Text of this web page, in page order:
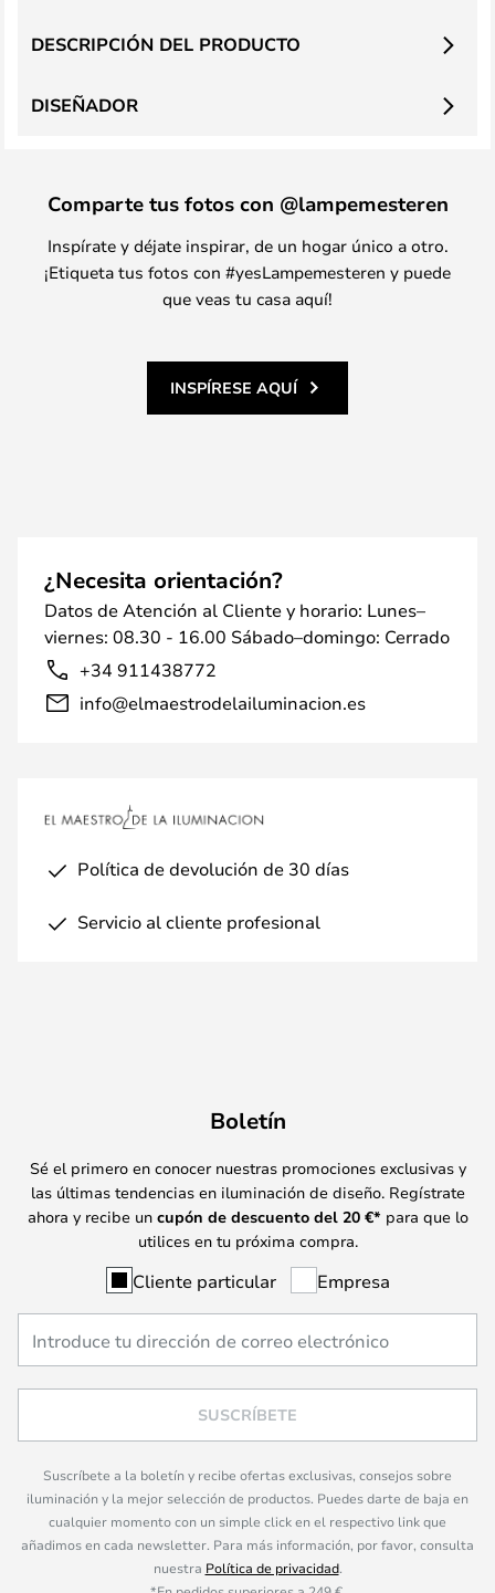
DESCRIPCIÓN DEL PRODUCTO
DISEÑADOR
Comparte tus fotos con @lampemesteren
Inspírate y déjate inspirar, de un hogar único a otro.
¡Etiqueta tus fotos con #yesLampemesteren y puede
que veas tu casa aquí!
INSPÍRESE AQUÍ
¿Necesita orientación?
Datos de Atención al Cliente y horario: Lunes–
viernes: 08.30 - 16.00 Sábado–domingo: Cerrado
+34 911438772
info@elmaestrodelailuminacion.es
Política de devolución de 30 días
Servicio al cliente profesional
Boletín
Sé el primero en conocer nuestras promociones exclusivas y
las últimas tendencias en iluminación de diseño. Regístrate
ahora y recibe un cupón de descuento del 20 €* para que lo
utilices en tu próxima compra.
Cliente particular Empresa
SUSCRÍBETE
Suscríbete a la boletín y recibe ofertas exclusivas, consejos sobre
iluminación y la mejor selección de productos. Puedes darte de baja en
cualquier momento con un simple click en el respectivo link que
añadimos en cada newsletter. Para más información, por favor, consulta
nuestra Política de privacidad.